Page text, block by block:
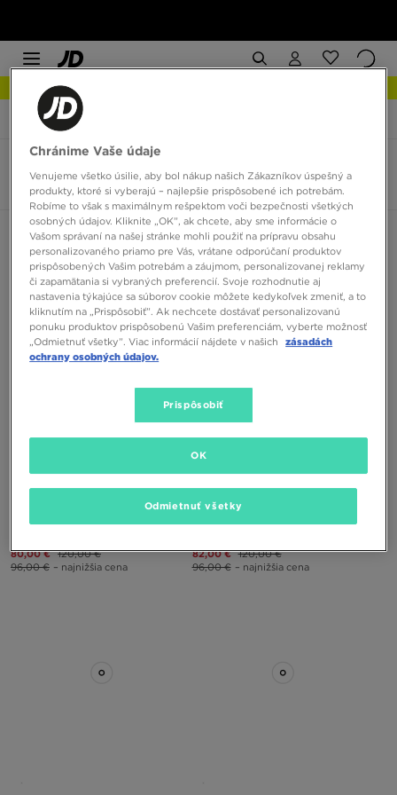
JD Sports Lacoste Carnaby
Lacoste Carnaby
4 produkty
Zoradiť:Odporúčané Filtrovať
80,00 € 120,00 €
96,00 € – najnižšia cena
LACOSTE CARNABY
82,00 € 120,00 €
96,00 € – najnižšia cena
Chránime Vaše údaje
Venujeme všetko úsilie, aby bol nákup našich Zákazníkov úspešný a
produkty, ktoré si vyberajú – najlepšie prispôsobené ich potrebám.
Robíme to však s maximálnym rešpektom voči bezpečnosti všetkých
osobných údajov. Kliknite „OK”, ak chcete, aby sme informácie o
Vašom správaní na našej stránke mohli použiť na prípravu obsahu
personalizovaného priamo pre Vás, vrátane odporúčaní produktov
prispôsobených Vašim potrebám a záujmom, personalizovanej reklamy
či zapamätania si vybraných preferencií. Svoje rozhodnutie aj
nastavenia týkajúce sa súborov cookie môžete kedykoľvek zmeniť, a to
kliknutím na „Prispôsobiť”. Ak nechcete dostávať personalizovanú
ponuku produktov prispôsobenú Vašim preferenciám, vyberte možnosť
„Odmietnuť všetky”. Viac informácií nájdete v našich
zásadách
ochrany osobných údajov.
Prispôsobiť
Odmietnuť všetky
OK